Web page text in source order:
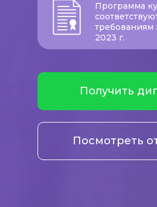
Получить
Программа
требованиям
2023 г.
Посмотреть